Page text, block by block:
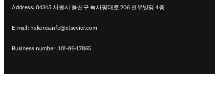
Address: 04345 서울시 용산구 녹사평대로 206 천우빌딩 4층
E-mail: hskoreainfo@elsevier.com
Business number: 101-86-17865